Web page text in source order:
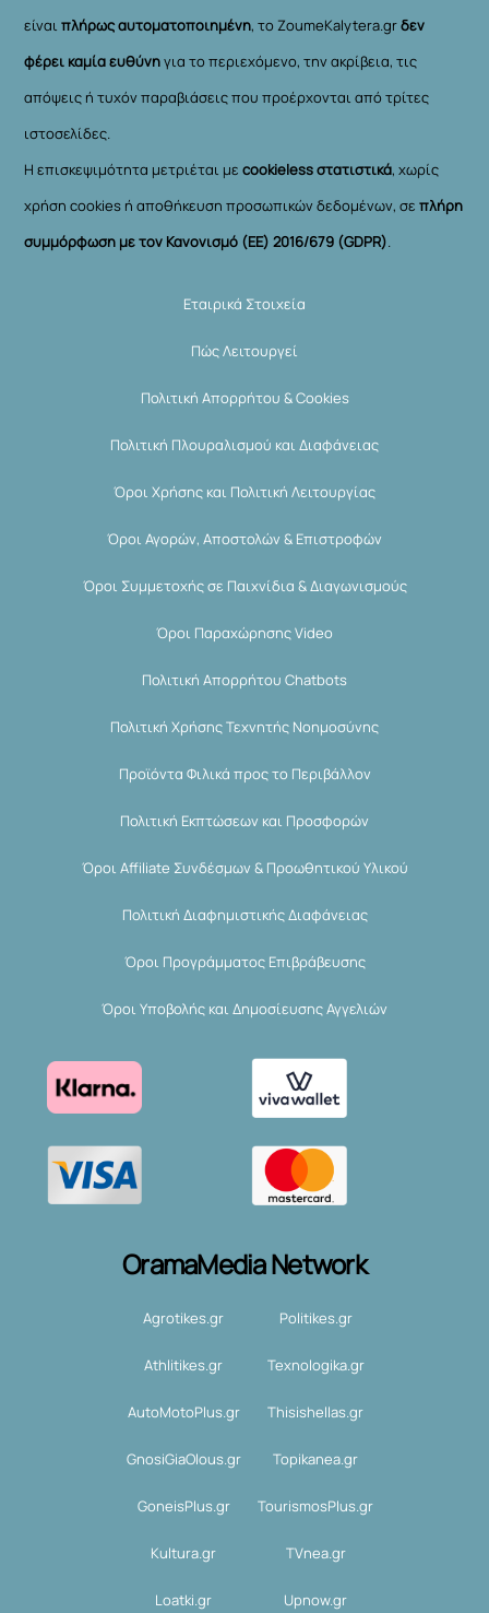
είναιπλήρως αυτοματοποιημένη, το ZoumeKalytera.grδεν
φέρει καμία ευθύνηγια το περιεχόμενο, την ακρίβεια, τις
απόψεις ή τυχόν παραβιάσεις που προέρχονται από τρίτες
ιστοσελίδες.
Η επισκεψιμότητα μετριέται μεcookieless στατιστικά, χωρίς
χρήση cookies ή αποθήκευση προσωπικών δεδομένων, σεπλήρη
συμμόρφωση με τον Κανονισμό (ΕΕ) 2016/679 (GDPR).
Εταιρικά Στοιχεία
Πώς Λειτουργεί
Πολιτική Απορρήτου & Cookies
Πολιτική Πλουραλισμού και Διαφάνειας
Όροι Χρήσης και Πολιτική Λειτουργίας
Όροι Αγορών, Αποστολών & Επιστροφών
Όροι Συμμετοχής σε Παιχνίδια & Διαγωνισμούς
Όροι Παραχώρησης Video
Πολιτική Απορρήτου Chatbots
Πολιτική Χρήσης Τεχνητής Νοημοσύνης
Προϊόντα Φιλικά προς το Περιβάλλον
Πολιτική Εκπτώσεων και Προσφορών
Όροι Affiliate Συνδέσμων & Προωθητικού Υλικού
Πολιτική Διαφημιστικής Διαφάνειας
Όροι Προγράμματος Επιβράβευσης
Όροι Υποβολής και Δημοσίευσης Αγγελιών
OramaMedia Network
Agrotikes.gr Politikes.gr
Athlitikes.gr Texnologika.gr
AutoMotoPlus.gr Thisishellas.gr
GnosiGiaOlous.gr Topikanea.gr
GoneisPlus.gr TourismosPlus.gr
Kultura.gr TVnea.gr
Loatki.gr Upnow.gr